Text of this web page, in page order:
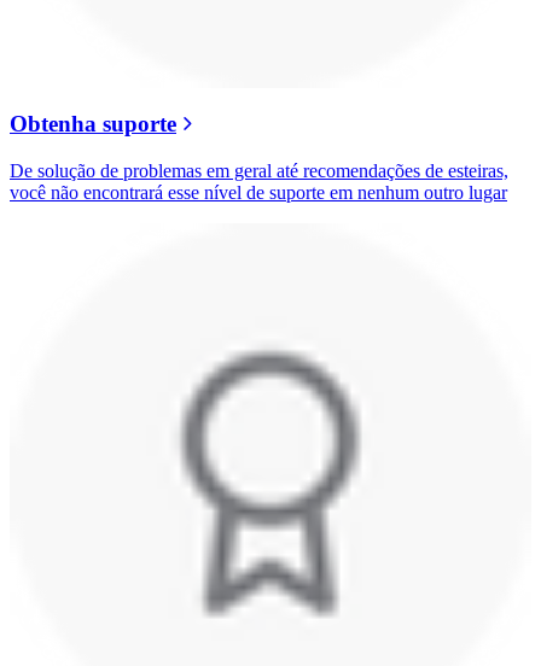
Obtenha suporte
De solução de problemas em geral até recomendações de esteiras,
você não encontrará esse nível de suporte em nenhum outro lugar